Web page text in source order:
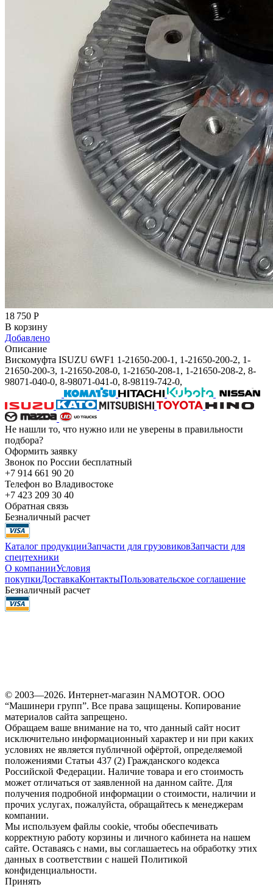
18 750 Р
В корзину
Добавлено
Описание
Вискомуфта ISUZU 6WF1 1-21650-200-1, 1-21650-200-2, 1-
21650-200-3, 1-21650-208-0, 1-21650-208-1, 1-21650-208-2, 8-
98071-040-0, 8-98071-041-0, 8-98119-742-0,
Не нашли то, что нужно или не уверены в правильности
подбора?
Оформить заявку
Звонок по России бесплатный
+7 914 661 90 20
Телефон во Владивостоке
+7 423 209 30 40
Обратная связь
Безналичный расчет
Каталог продукцииЗапчасти для грузовиковЗапчасти для
спецтехники
О компанииУсловия
покупкиДоставкаКонтактыПользовательское соглашение
Безналичный расчет
© 2003—2026. Интернет-магазин NAMOTOR. ООО
“Машинери групп”. Все права защищены. Копирование
материалов сайта запрещено.
Обращаем ваше внимание на то, что данный сайт носит
исключительно информационный характер и ни при каких
условиях не является публичной офёртой, определяемой
положениями Статьи 437 (2) Гражданского кодекса
Российской Федерации. Наличие товара и его стоимость
может отличаться от заявленной на данном сайте. Для
получения подробной информации о стоимости, наличии и
прочих услугах, пожалуйста, обращайтесь к менеджерам
компании.
Мы используем файлы cookie, чтобы обеспечивать
корректную работу корзины и личного кабинета на нашем
сайте. Оставаясь с нами, вы соглашаетесь на обработку этих
данных в соответствии с нашей Политикой
конфиденциальности.
Принять